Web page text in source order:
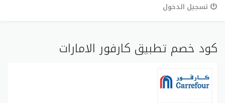
تسجيل الدخول
كود خصم تطبيق كارفور الامارات